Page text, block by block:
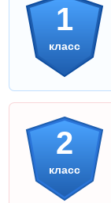
1
класс
2
класс